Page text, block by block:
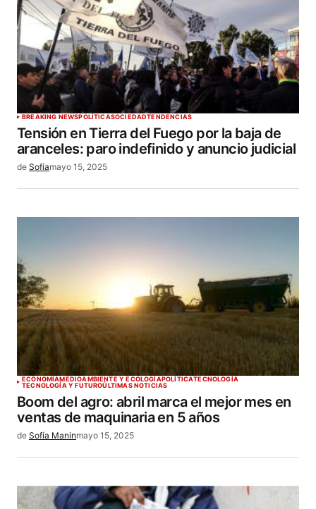
BREAKING NEWSPOLÍTICASOCIEDADTENDENCIAS
Tensión en Tierra del Fuego por la baja de
aranceles: paro indefinido y anuncio judicial
de Sofíamayo 15, 2025
ECONOMÍAMEDIOAMBIENTE Y ECOLOGÍAPOLÍTICATECNOLOGÍA
TECNOLOGÍA Y FUTUROÚLTIMAS NOTICIAS
Boom del agro: abril marca el mejor mes en
ventas de maquinaria en 5 años
de Sofía Maninmayo 15, 2025